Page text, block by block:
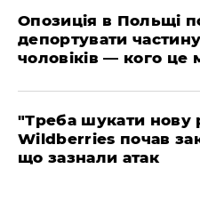
​Опозиція в Польщі
депортувати
чоловіків — кого це
​"Треба шукати нову
Wildberries почав
що зазнали атак